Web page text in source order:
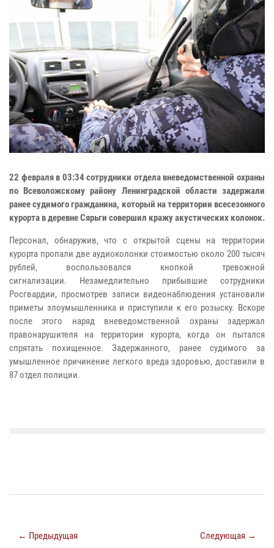
22 февраля в 03:34 сотрудники отдела вневедомственной охраны
по Всеволожскому району Ленинградской области задержали
ранее судимого гражданина, который на территории всесезонного
курорта в деревне Сярьги совершил кражу акустических колонок.
Персонал, обнаружив, что с открытой сцены на территории
курорта пропали две аудиоколонки стоимостью около 200 тысяч
рублей, воспользовался кнопкой тревожной
сигнализации. Незамедлительно прибывшие сотрудники
Росгвардии, просмотрев записи видеонаблюдения установили
приметы злоумышленника и приступили к его розыску. Вскоре
после этого наряд вневедомственной охраны задержал
правонарушителя на территории курорта, когда он пытался
спрятать похищенное.Задержанного, ранее судимого за
умышленное причинение легкого вреда здоровью, доставили в
87 отдел полиции.
← Предыдущая Следующая →